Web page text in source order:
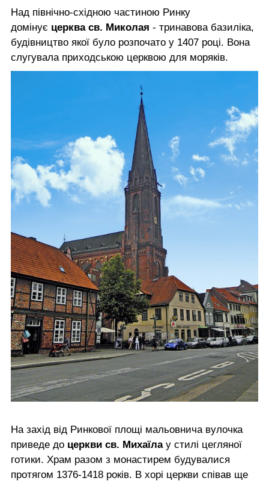
Над північно-східною частиною Ринку
домінує церква св. Миколая - тринавова базиліка,
будівництво якої було розпочато у 1407 році. Вона
слугувала приходською церквою для моряків.
На захід від Ринкової площі мальовнича вулочка
приведе до церкви св. Михаїлау стилі цегляної
готики. Храм разом з монастирем будувалися
протягом 1376-1418 років. В хорі церкви співав ще